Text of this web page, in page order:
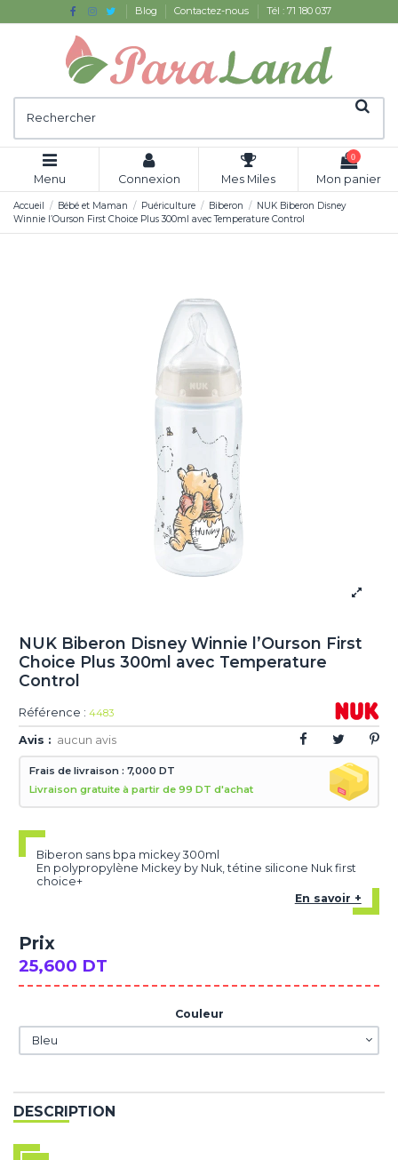
Blog Contactez-nous Tél : 71 180 037
Menu Connexion Mes Miles
0
Mon panier
Accueil Bébé et Maman Puériculture Biberon
NUK Biberon Disney
Winnie l’Ourson First Choice Plus 300ml avec Temperature Control
NUK Biberon Disney Winnie l’Ourson First
Choice Plus 300ml avec Temperature
Control
Référence : 4483
Avis : aucun avis
Frais de livraison : 7,000 DT
Livraison gratuite à partir de 99 DT d'achat
Biberon sans bpa mickey 300ml
En polypropylène Mickey by Nuk, tétine silicone Nuk first
choice+
En savoir +
Prix
25,600 DT
Couleur
DESCRIPTION